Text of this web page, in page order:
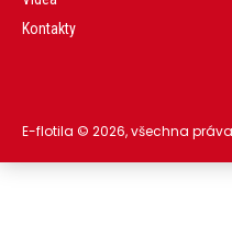
Kontakty
E-flotila © 2026, všechna